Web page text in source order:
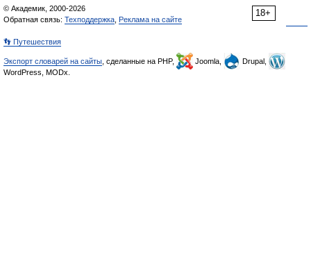
18+
© Академик, 2000-2026
Обратная связь: Техподдержка Реклама на сайте
👣 Путешествия
Экспорт словарей на сайты , сделанные на PHP, Joomla,
Drupal,
WordPress, MODx.